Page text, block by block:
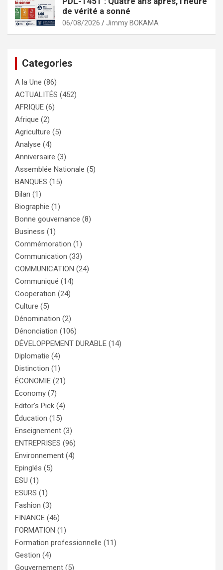
de vérité a sonné
06/08/2026 Jimmy BOKAMA
Categories
A la Une (86)
ACTUALITÉS (452)
AFRIQUE (6)
Afrique (2)
Agriculture (5)
Analyse (4)
Anniversaire (3)
Assemblée Nationale (5)
BANQUES (15)
Bilan (1)
Biographie (1)
Bonne gouvernance (8)
Business (1)
Commémoration (1)
Communication (33)
COMMUNICATION (24)
Communiqué (14)
Cooperation (24)
Culture (5)
Dénomination (2)
Dénonciation (106)
DÉVELOPPEMENT DURABLE (14)
Diplomatie (4)
Distinction (1)
ÉCONOMIE (21)
Economy (7)
Editor's Pick (4)
Éducation (15)
Enseignement (3)
ENTREPRISES (96)
Environnement (4)
Epinglés (5)
ESU (1)
ESURS (1)
Fashion (3)
FINANCE (46)
FORMATION (1)
Formation professionnelle (11)
Gestion (4)
Gouvernement (5)